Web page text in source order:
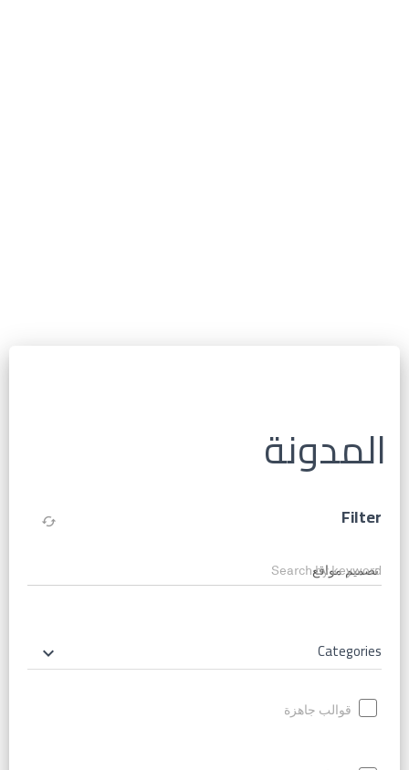
المدونة
Filter
cached
Search by keyword
Categories
keyboard_arrow_down
قوالب جاهزة